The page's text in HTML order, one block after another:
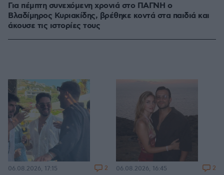
Για πέμπτη συνεχόμενη χρονιά στο ΠΑΓΝΗ ο
Βλαδίμηρος Κυριακίδης, βρέθηκε κοντά στα παιδιά και
άκουσε τις ιστορίες τους
06.08.2026, 17:15 2 06.08.2026, 16:45 2